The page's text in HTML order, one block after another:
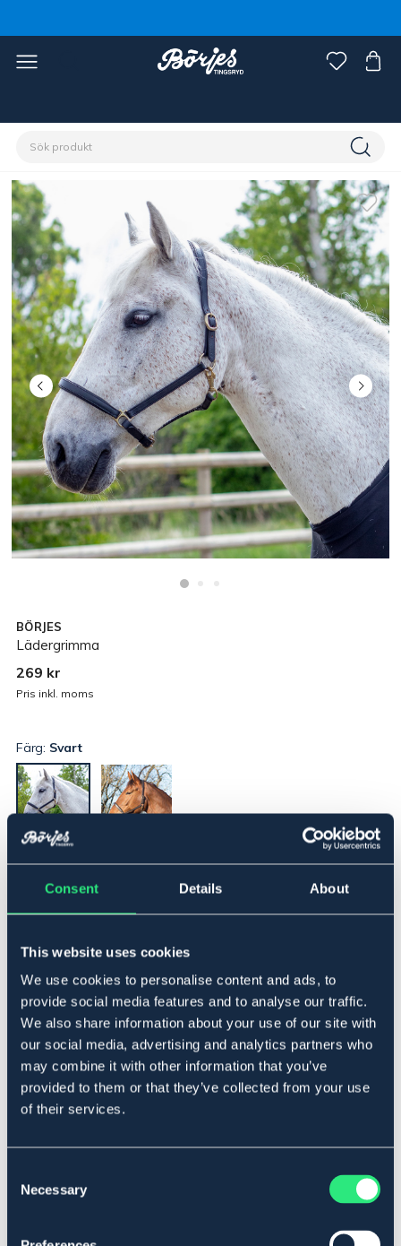
Consent Details About
This website uses cookies
We use cookies to personalise content and ads, to
provide social media features and to analyse our traffic.
We also share information about your use of our site with
our social media, advertising and analytics partners who
may combine it with other information that you’ve
provided to them or that they’ve collected from your use
of their services.
Selection
Necessary
BÖRJES
Lädergrimma
269 kr
Pris inkl. moms
Färg: Svart
I lager Se lager i butik
Produktbeskrivning
I dubbelsydd mjukt läder med mässingsbeslag.
Skinnfodrad och ställbar i nos- och nackrem. Hake i
Storleksguide